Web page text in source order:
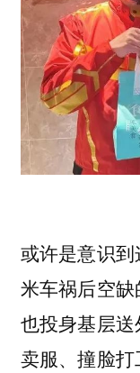
或许是意识
米车祸后空
也投身基层
卖服、撞脸